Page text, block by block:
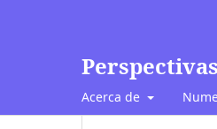
Perspectivas
Acerca de